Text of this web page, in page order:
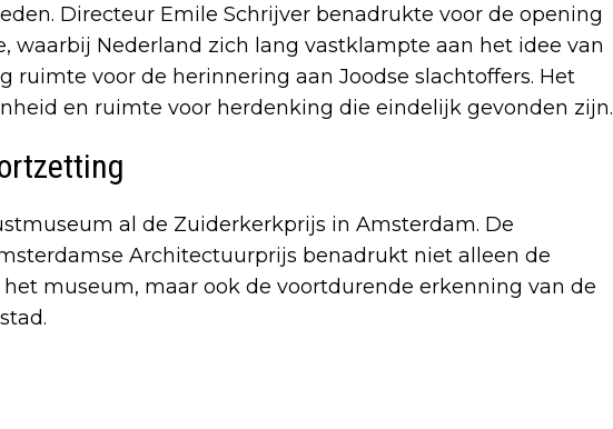
Directeur Emile Schrijver benadrukte voor de opening
waarbij Nederland zich lang vastklampte aan het idee van
ruimte voor de herinnering aan Joodse slachtoffers. Het
en ruimte voor herdenking die eindelijk gevonden zijn.
al de Zuiderkerkprijs in Amsterdam. De
Architectuurprijs benadrukt niet alleen de
museum, maar ook de voortdurende erkenning van de